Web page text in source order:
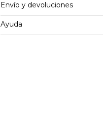
Envío y devoluciones
Ayuda